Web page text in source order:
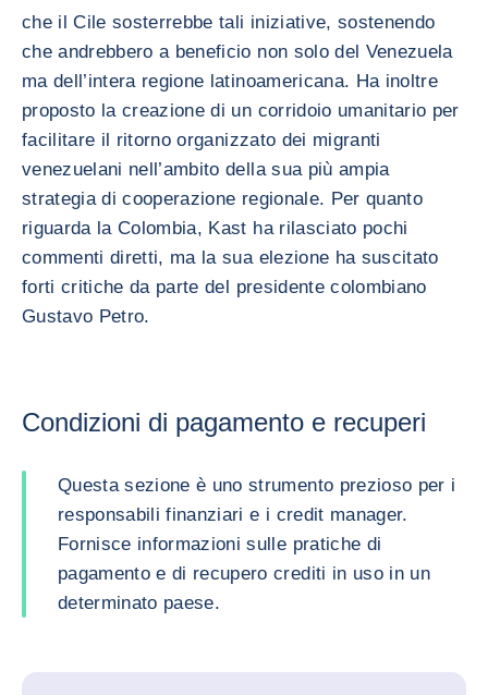
che il Cile sosterrebbe tali iniziative, sostenendo
che andrebbero a beneficio non solo del Venezuela
ma dell’intera regione latinoamericana. Ha inoltre
proposto la creazione di un corridoio umanitario per
facilitare il ritorno organizzato dei migranti
venezuelani nell’ambito della sua più ampia
strategia di cooperazione regionale. Per quanto
riguarda la Colombia, Kast ha rilasciato pochi
commenti diretti, ma la sua elezione ha suscitato
forti critiche da parte del presidente colombiano
Gustavo Petro.
Condizioni di pagamento e recuperi
Questa sezione è uno strumento prezioso per i
responsabili finanziari e i credit manager.
Fornisce informazioni sulle pratiche di
pagamento e di recupero crediti in uso in un
determinato paese.